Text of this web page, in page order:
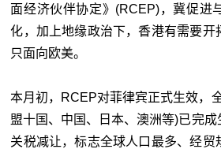
面经济伙伴协定》(RCEP)，冀促进
化，加上地缘政治下，香港有需要开
只面向欧美。
本月初，RCEP对菲律宾正式生效，
盟十国、中国、日本、澳洲等)已完
关税减让，标志全球人口最多、经贸